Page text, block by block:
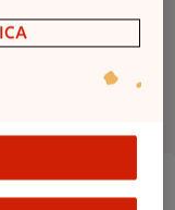
och kundvagnar